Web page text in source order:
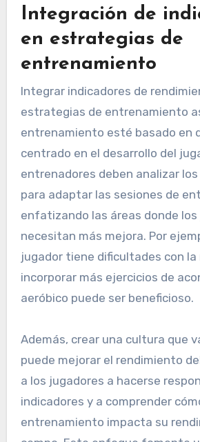
comprender su progreso y las
necesitan mejora. Utilizar
aplicaciones de seguimiento de
puede mejorar el proceso de
proporcionando evidencia visual
Integración de
en estrategias de
entrenamiento
Integrar indicadores de
estrategias de entrenamiento
entrenamiento esté basado en
centrado en el desarrollo del
entrenadores deben analizar los
enfatizando las áreas donde
necesitan más mejora. Por
jugador tiene dificultades con la
incorporar más ejercicios de
aeróbico puede ser beneficioso.